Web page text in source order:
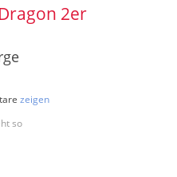
2er
so
zeigen